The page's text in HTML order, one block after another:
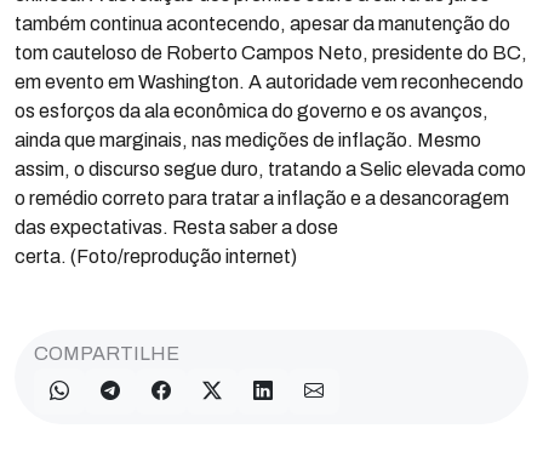
também continua acontecendo, apesar da manutenção do
tom cauteloso de Roberto Campos Neto, presidente do BC,
em evento em Washington. A autoridade vem reconhecendo
os esforços da ala econômica do governo e os avanços,
ainda que marginais, nas medições de inflação. Mesmo
assim, o discurso segue duro, tratando a Selic elevada como
o remédio correto para tratar a inflação e a desancoragem
das expectativas. Resta saber a dose
certa. (Foto/reprodução internet)
COMPARTILHE